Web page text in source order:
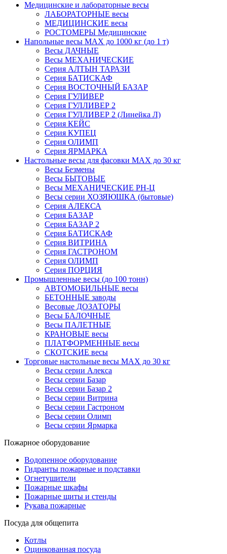
Медицинские и лабораторные весы
ЛАБОРАТОРНЫЕ весы
МЕДИЦИНСКИЕ весы
РОСТОМЕРЫ Медицинские
Напольные весы MAX до 1000 кг (до 1 т)
Весы ДАЧНЫЕ
Весы МЕХАНИЧЕСКИЕ
Серия АЛТЫН ТАРАЗИ
Серия БАТИСКАФ
Серия ВОСТОЧНЫЙ БАЗАР
Серия ГУЛИВЕР
Серия ГУЛЛИВЕР 2
Серия ГУЛЛИВЕР 2 (Линейка Л)
Серия КЕЙС
Серия КУПЕЦ
Серия ОЛИМП
Серия ЯРМАРКА
Настольные весы для фасовки MAX до 30 кг
Весы Безмены
Весы БЫТОВЫЕ
Весы МЕХАНИЧЕСКИЕ РН-Ц
Весы серии ХОЗЯЮШКА (бытовые)
Серия АЛЕКСА
Серия БАЗАР
Серия БАЗАР 2
Серия БАТИСКАФ
Серия ВИТРИНА
Серия ГАСТРОНОМ
Серия ОЛИМП
Серия ПОРЦИЯ
Промышленные весы (до 100 тонн)
АВТОМОБИЛЬНЫЕ весы
БЕТОННЫЕ заводы
Весовые ДОЗАТОРЫ
Весы БАЛОЧНЫЕ
Весы ПАЛЕТНЫЕ
КРАНОВЫЕ весы
ПЛАТФОРМЕННЫЕ весы
СКОТСКИЕ весы
Торговые настольные весы MAX до 30 кг
Весы серии Алекса
Весы серии Базар
Весы серии Базар 2
Весы серии Витрина
Весы серии Гастроном
Весы серии Олимп
Весы серии Ярмарка
Пожарное оборудование
Водопенное оборудование
Гидранты пожарные и подставки
Огнетушители
Пожарные шкафы
Пожарные щиты и стенды
Рукава пожарные
Посуда для общепита
Котлы
Оцинкованная посуда